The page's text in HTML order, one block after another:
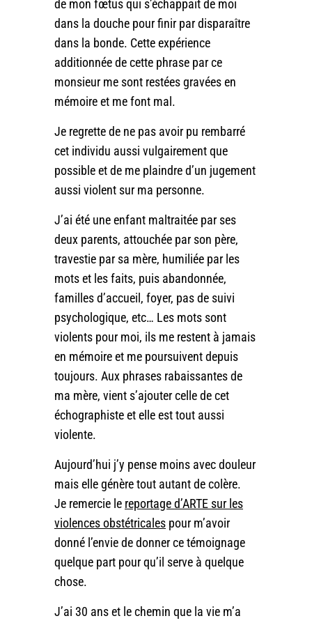
de mon fœtus qui s’échappait de moi
dans la douche pour finir par disparaître
dans la bonde. Cette expérience
additionnée de cette phrase par ce
monsieur me sont restées gravées en
mémoire et me font mal.
Je regrette de ne pas avoir pu rembarré
cet individu aussi vulgairement que
possible et de me plaindre d’un jugement
aussi violent sur ma personne.
J’ai été une enfant maltraitée par ses
deux parents, attouchée par son père,
travestie par sa mère, humiliée par les
mots et les faits, puis abandonnée,
familles d’accueil, foyer, pas de suivi
psychologique, etc… Les mots sont
violents pour moi, ils me restent à jamais
en mémoire et me poursuivent depuis
toujours. Aux phrases rabaissantes de
ma mère, vient s’ajouter celle de cet
échographiste et elle est tout aussi
violente.
Aujourd’hui j’y pense moins avec douleur
mais elle génère tout autant de colère.
Je remercie le reportage d’ARTE sur les
violences obstétricales pour m’avoir
donné l’envie de donner ce témoignage
quelque part pour qu’il serve à quelque
chose.
J’ai 30 ans et le chemin que la vie m’a